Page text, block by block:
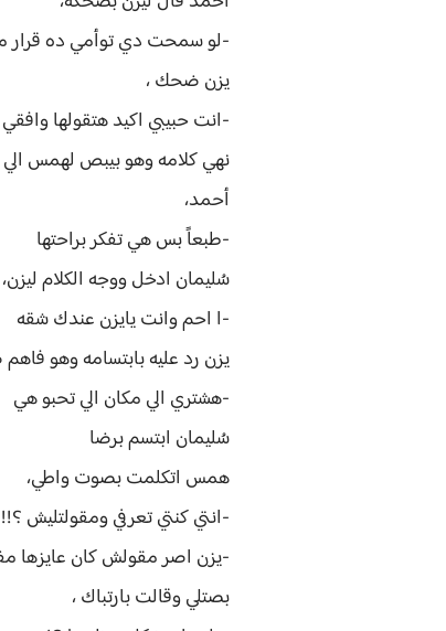
-لو سمحت دي توأمي ده قرار
يزن ضحك ،
-انت حبيبي اكيد هتقولها وافقي
نهي كلامه وهو بيبص لهمس الي
أحمد،
-طبعاً بس هي تفكر براحتها
سُليمان ادخل ووجه الكلام ليزن،
-ا احم وانت يايزن عندك شقه
يزن رد عليه بابتسامه وهو
-هشتري الي مكان الي تحبو هي
سُليمان ابتسم برضا
همس اتكلمت بصوت واطي،
-انتي كنتي تعرفي ومقولتليش ؟!!
-يزن اصر مقولش كان عايزها
بصتلي وقالت بارتباك ،